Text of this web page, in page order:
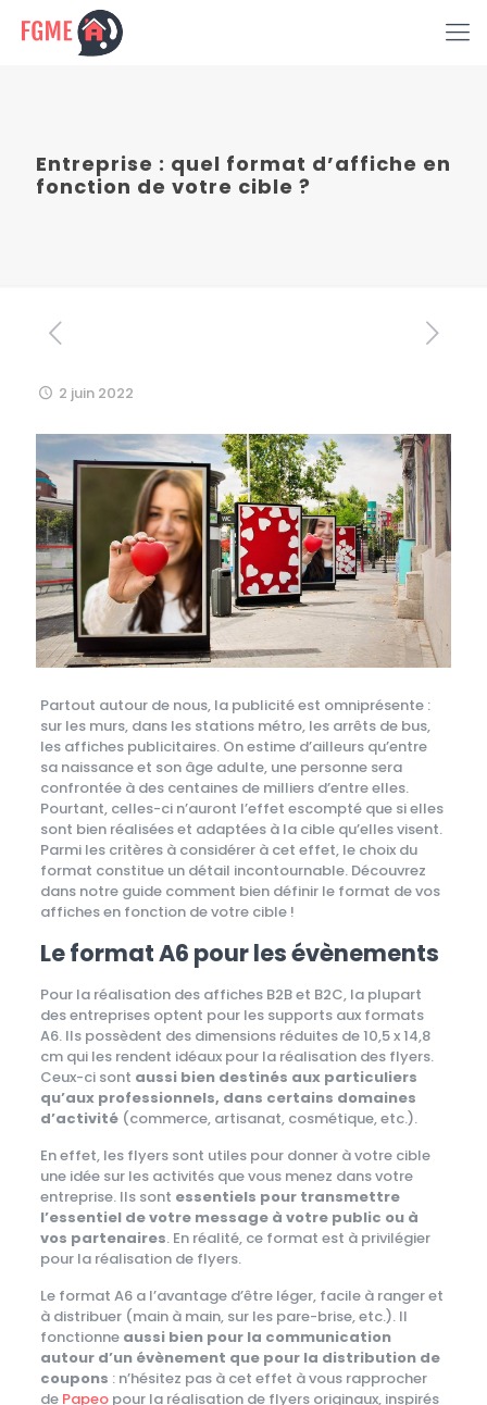
Entreprise : quel format d’affiche en
fonction de votre cible ?
2 juin 2022
Partout autour de nous, la publicité est omniprésente :
sur les murs, dans les stations métro, les arrêts de bus,
les affiches publicitaires. On estime d’ailleurs qu’entre
sa naissance et son âge adulte, une personne sera
confrontée à des centaines de milliers d’entre elles.
Pourtant, celles-ci n’auront l’effet escompté que si elles
sont bien réalisées et adaptées à la cible qu’elles visent.
Parmi les critères à considérer à cet effet, le choix du
format constitue un détail incontournable. Découvrez
dans notre guide comment bien définir le format de vos
affiches en fonction de votre cible !
Le format A6 pour les évènements
Pour la réalisation des affiches B2B et B2C, la plupart
des entreprises optent pour les supports aux formats
A6. Ils possèdent des dimensions réduites de 10,5 x 14,8
cm qui les rendent idéaux pour la réalisation des flyers.
Ceux-ci sont aussi bien destinés aux particuliers
qu’aux professionnels, dans certains domaines
d’activité(commerce, artisanat, cosmétique, etc.).
En effet, les flyers sont utiles pour donner à votre cible
une idée sur les activités que vous menez dans votre
entreprise. Ils sont essentiels pour transmettre
l’essentiel de votre message à votre public ou à
vos partenaires. En réalité, ce format est à privilégier
pour la réalisation de flyers.
Le format A6 a l’avantage d’être léger, facile à ranger et
à distribuer (main à main, sur les pare-brise, etc.). Il
fonctionne aussi bien pour la communication
autour d’un évènement que pour la distribution de
coupons : n’hésitez pas à cet effet à vous rapprocher
de Papeopour la réalisation de flyers originaux, inspirés